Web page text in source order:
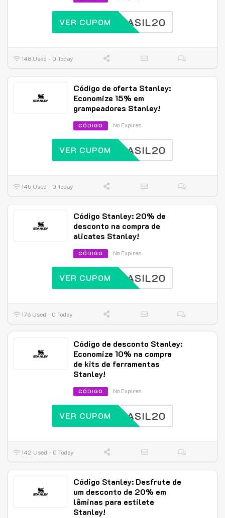
BRASIL20
VER CUPOM
148 Used - 0 Today
Código de oferta Stanley:
Economize 15% em
grampeadores Stanley!
CÓDIGO No Expires
BRASIL20
VER CUPOM
145 Used - 0 Today
Código Stanley: 20% de
desconto na compra de
alicates Stanley!
CÓDIGO No Expires
BRASIL20
VER CUPOM
176 Used - 0 Today
Código de desconto Stanley:
Economize 10% na compra
de kits de ferramentas
Stanley!
CÓDIGO No Expires
BRASIL20
VER CUPOM
142 Used - 0 Today
Código Stanley: Desfrute de
um desconto de 20% em
lâminas para estilete
Stanley!